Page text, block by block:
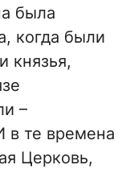
была
когда были
князья,
–
в те времена
Церковь,